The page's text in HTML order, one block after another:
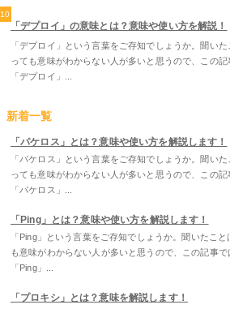
10
「デプロイ」の意味とは？意味や使い方を解説！
「デプロイ」という言葉をご存知でしょうか。聞いた
っても意味がわからない人が多いと思うので、この記
「デプロイ」...
新着一覧
「パケロス」とは？意味や使い方を解説します！
「パケロス」という言葉をご存知でしょうか。聞いた
っても意味がわからない人が多いと思うので、この記
「パケロス」...
「Ping」とは？意味や使い方を解説します！
「Ping」という言葉をご存知でしょうか。聞いたこと
も意味がわからない人が多いと思うので、この記事で
「Ping」...
「プロキシ」とは？意味を解説します！